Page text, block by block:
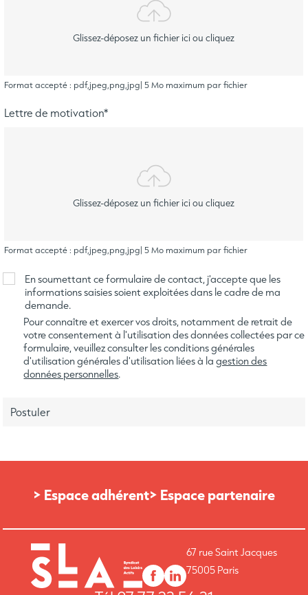
Glissez-déposez un fichier ici ou cliquez
Format accepté : pdf,jpeg,png,jpg| 5 Mo maximum par fichier
Lettre de motivation*
Glissez-déposez un fichier ici ou cliquez
Format accepté : pdf,jpeg,png,jpg| 5 Mo maximum par fichier
En soumettant ce formulaire de contact, j'accepte que les
informations saisies soient exploitées dans le cadre de ma
demande.
Pour connaître et exercer vos droits, notamment de retrait de
votre consentement à l'utilisation des données collectées par ce
formulaire, veuillez consulter les conditions générales
d'utilisation générales d'utilisation liées à lagestion des
données personnelles.
> Espace adhérent> Espace partenaire
67 rue Saint Jacques
75005 Paris